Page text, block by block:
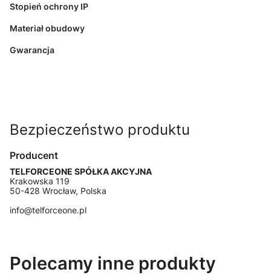
Stopień ochrony IP
Materiał obudowy
Gwarancja
Bezpieczeństwo produktu
Producent
TELFORCEONE SPÓŁKA AKCYJNA
Krakowska 119
50-428 Wrocław, Polska
info@telforceone.pl
Polecamy inne produkty